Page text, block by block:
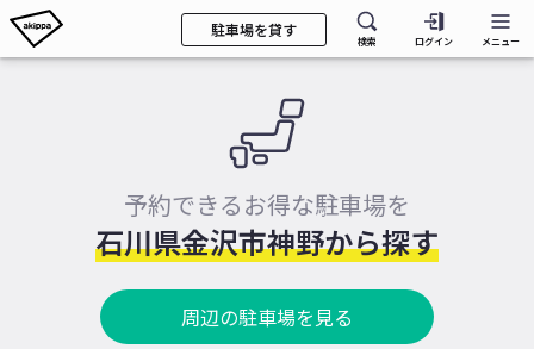
駐車場を貸す
検索 ログイン メニュー
予約できるお得な駐車場を
石川県金沢市神野から探す
周辺の駐車場を見る